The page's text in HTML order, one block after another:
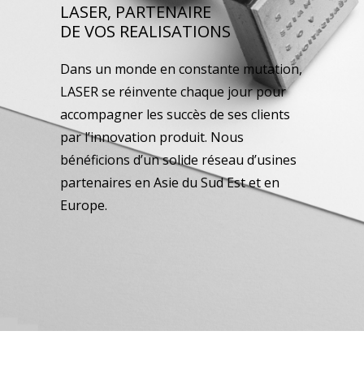
LASER, PARTENAIRE
DE VOS REALISATIONS
Dans un monde en constante mutation,
LASER se réinvente chaque jour pour
accompagner les succès de ses clients
par l’innovation produit. Nous
bénéficions d’un solide réseau d’usines
partenaires en Asie du Sud Est et en
Europe.